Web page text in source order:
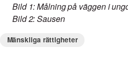
Bild 1: Målning på väggen i
Bild 2: Sausen
Mänskliga rättigheter